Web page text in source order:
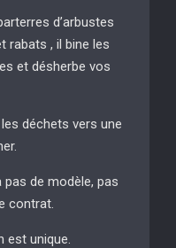
d’arbustes
rabats , il bine les
et désherbe vos
déchets vers une
pas de modèle, pas
contrat.
unique.